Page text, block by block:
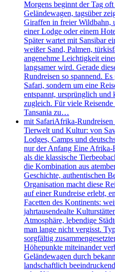
Morgens beginnt der Tag
Geländewagen, tagsüber
Giraffen in freier Wildbahn,
einer Lodge oder einem
Später wartet mit Sansibar
weißer Sand, Palmen,
angenehme Leichtigkeit
langsamer wird. Gerade
Rundreisen so spannend.
Safari, sondern um eine
entspannt, ursprünglich
zugleich. Für viele
Tansania zu…
mit SafariAfrika-Rundreisen
Tierwelt und Kultur: von
Lodges, Camps und
nur der Anfang Eine Afrika-
als die klassische
die Kombination aus
Geschichte, authentischen
Organisation macht diese
auf einer Rundreise erlebt,
Facetten des Kontinents:
jahrtausendealte
Atmosphäre, lebendige
man lange nicht vergisst.
sorgfältig
Höhepunkte miteinander
Geländewagen durch
landschaftlich